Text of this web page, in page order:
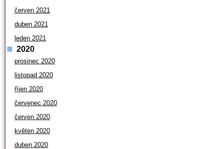
červen 2021
duben 2021
leden 2021
2020
prosinec 2020
listopad 2020
říjen 2020
červenec 2020
červen 2020
květen 2020
duben 2020